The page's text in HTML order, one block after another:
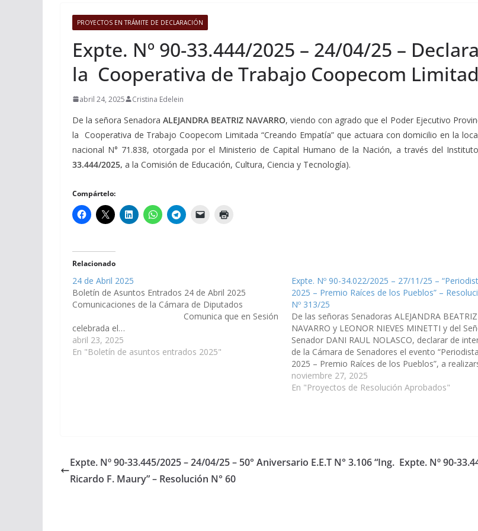
PROYECTOS EN TRÁMITE DE DECLARACIÓN
Expte. Nº 90-33.444/2025 – 24/04/25 –
la Cooperativa de Trabajo Coopecom
abril 24, 2025 Cristina Edelein
De la señora SenadoraALEJANDRA BEATRIZ NAVARRO, viendo con agrado que el Poder Ejecutivo
la Cooperativa de Trabajo Coopecom Limitada “Creando Empatía” que actuara con domicilio en la
nacional N° 71.838, otorgada por el Ministerio de Capital Humano de la Nación, a través del
33.444/2025, a la Comisión de Educación, Cultura, Ciencia y Tecnología).
Compártelo:
Relacionado
24 de Abril 2025
Boletín de Asuntos Entrados 24 de Abril 2025
Comunicaciones de la Cámara de Diputados
Comunica que en Sesión
celebrada el…
abril 23, 2025
En "Boletín de asuntos entrados 2025"
Expte. Nº 90-34.022/2025 – 27/11/25 –
2025 – Premio Raíces de los Pueblos” –
Nº 313/25
De las señoras Senadoras ALEJANDRA BEATRIZ
NAVARRO y LEONOR NIEVES MINETTI y del
Senador DANI RAUL NOLASCO, declarar de
de la Cámara de Senadores el evento
2025 – Premio Raíces de los Pueblos”, a
día 5 de diciembre, en reconocimiento al trabajo
desarrollado por periodistas y…
noviembre 27, 2025
En "Proyectos de Resolución Aprobados"
Expte. Nº 90-33.445/2025 – 24/04/25 – 50° Aniversario E.E.T N° 3.106 “Ing.
Ricardo F. Maury” – Resolución N° 60
Expte. Nº 90-